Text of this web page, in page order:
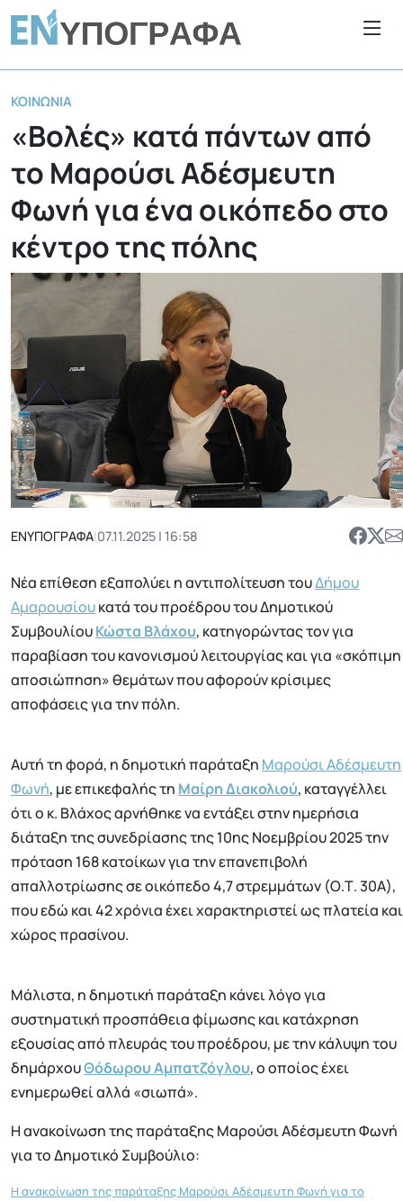
ΚΟΙΝΩΝΊΑ
«Βολές» κατά πάντων από
το Μαρούσι Αδέσμευτη
Φωνή για ένα οικόπεδο στο
κέντρο της πόλης
ΕΝΥΠΟΓΡΑΦΑ|07.11.2025 | 16:58
Νέα επίθεση εξαπολύει η αντιπολίτευση τουΔήμου
Αμαρουσίουκατά του προέδρου του Δημοτικού
ΣυμβουλίουΚώστα Βλάχου, κατηγορώντας τον για
παραβίαση του κανονισμού λειτουργίας και για «σκόπιμη
αποσιώπηση» θεμάτων που αφορούν κρίσιμες
αποφάσεις για την πόλη.
Αυτή τη φορά, η δημοτική παράταξη Μαρούσι Αδέσμευτη
Φωνή, με επικεφαλής τη Μαίρη Διακολιού, καταγγέλλει
ότι ο κ. Βλάχος αρνήθηκε να εντάξει στην ημερήσια
διάταξη της συνεδρίασης της 10ης Νοεμβρίου 2025 την
πρόταση 168 κατοίκων για την επανεπιβολή
απαλλοτρίωσης σε οικόπεδο 4,7 στρεμμάτων (Ο.Τ. 30Α),
που εδώ και 42 χρόνια έχει χαρακτηριστεί ως πλατεία και
χώρος πρασίνου.
Μάλιστα, η δημοτική παράταξη κάνει λόγο για
συστηματική προσπάθεια φίμωσης και κατάχρηση
εξουσίας από πλευράς του προέδρου, με την κάλυψη του
δημάρχουΘόδωρου Αμπατζόγλου, ο οποίος έχει
ενημερωθεί αλλά «σιωπά».
Η ανακοίνωση της παράταξης Μαρούσι Αδέσμευτη Φωνή
για το Δημοτικό Συμβούλιο:
Η ανακοίνωση της παράταξης Μαρούσι Αδέσμευτη Φωνή για το